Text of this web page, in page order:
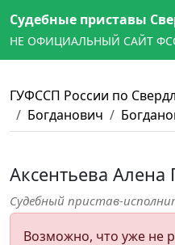
Судебные приставы
НЕ ОФИЦИАЛЬНЫЙ САЙТ
ГУФССП России по
Богданович
Аксентьева Алена
Судебный пристав-
Возможно, что уже не